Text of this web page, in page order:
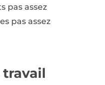
pas assez
pas assez
travail